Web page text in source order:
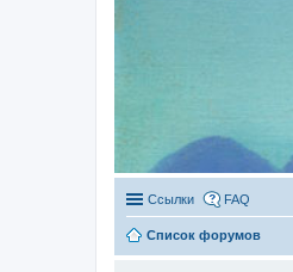
Ссылки FAQ
Список форумов